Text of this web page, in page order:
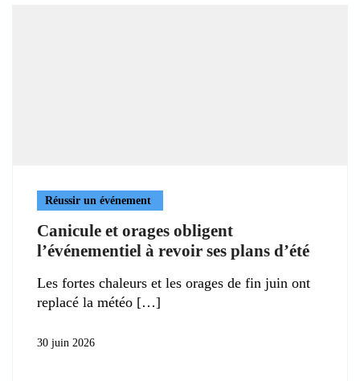
Réussir un événement
Canicule et orages obligent
l’événementiel à revoir ses plans d’été
Les fortes chaleurs et les orages de fin juin ont
replacé la météo
30 juin 2026